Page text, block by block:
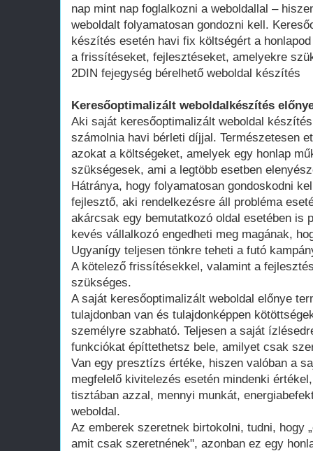
nap mint nap foglalkozni a weboldallal –
weboldalt folyamatosan gondozni kell.
készítés esetén havi fix költségért a
a frissítéseket, fejlesztéseket, amelyekre
2DIN fejegység bérelhető weboldal készítés
Keresőoptimalizált weboldalkészítés
Aki saját keresőoptimalizált weboldal
számolnia havi bérleti díjjal. Természetesen
azokat a költségeket, amelyek egy honlap
szükségesek, ami a legtöbb esetben
Hátránya, hogy folyamatosan gondoskodni
fejlesztő, aki rendelkezésre áll probléma
akárcsak egy bemutatkozó oldal esetében is
kevés vállalkozó engedheti meg magának,
Ugyanígy teljesen tönkre teheti a futó
A kötelező frissítésekkel, valamint a
szükséges.
A saját keresőoptimalizált weboldal előnye
tulajdonban van és tulajdonképpen
személyre szabható. Teljesen a saját
funkciókat építtethetsz bele, amilyet csak
Van egy presztízs értéke, hiszen valóban a
megfelelő kivitelezés esetén mindenki
tisztában azzal, mennyi munkát,
weboldal.
Az emberek szeretnek birtokolni, tudni, hogy
amit csak szeretnének", azonban ez egy